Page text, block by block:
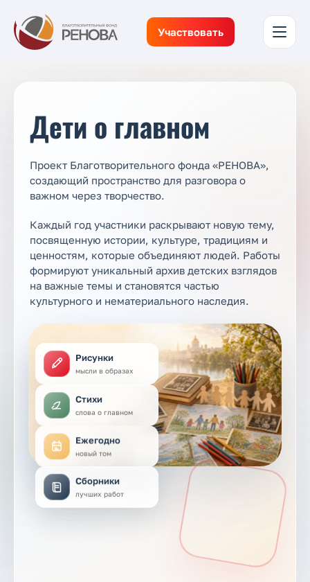
Участвовать
Дети о главном
Проект Благотворительного фонда «РЕНОВА»,
создающий пространство для разговора о
важном через творчество.
Каждый год участники раскрывают новую тему,
посвященную истории, культуре, традициям и
ценностям, которые объединяют людей. Работы
формируют уникальный архив детских взглядов
на важные темы и становятся частью
культурного и нематериального наследия.
Рисунки
мысли в образах
Стихи
слова о главном
Ежегодно
новый том
Сборники
лучших работ